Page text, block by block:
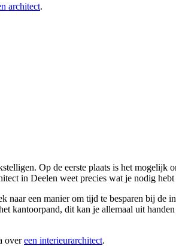
architect.
Op de eerste plaats is het mogelijk
in Deelen weet precies wat je nodig
een manier om tijd te besparen bij de
kantoorpand, dit kan je allemaal uit
overeen interieurarchitect.